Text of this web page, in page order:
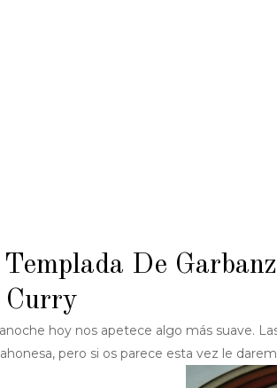
De
Curry
hoy nos apetece algo más suave.
pero si os parece esta vez le